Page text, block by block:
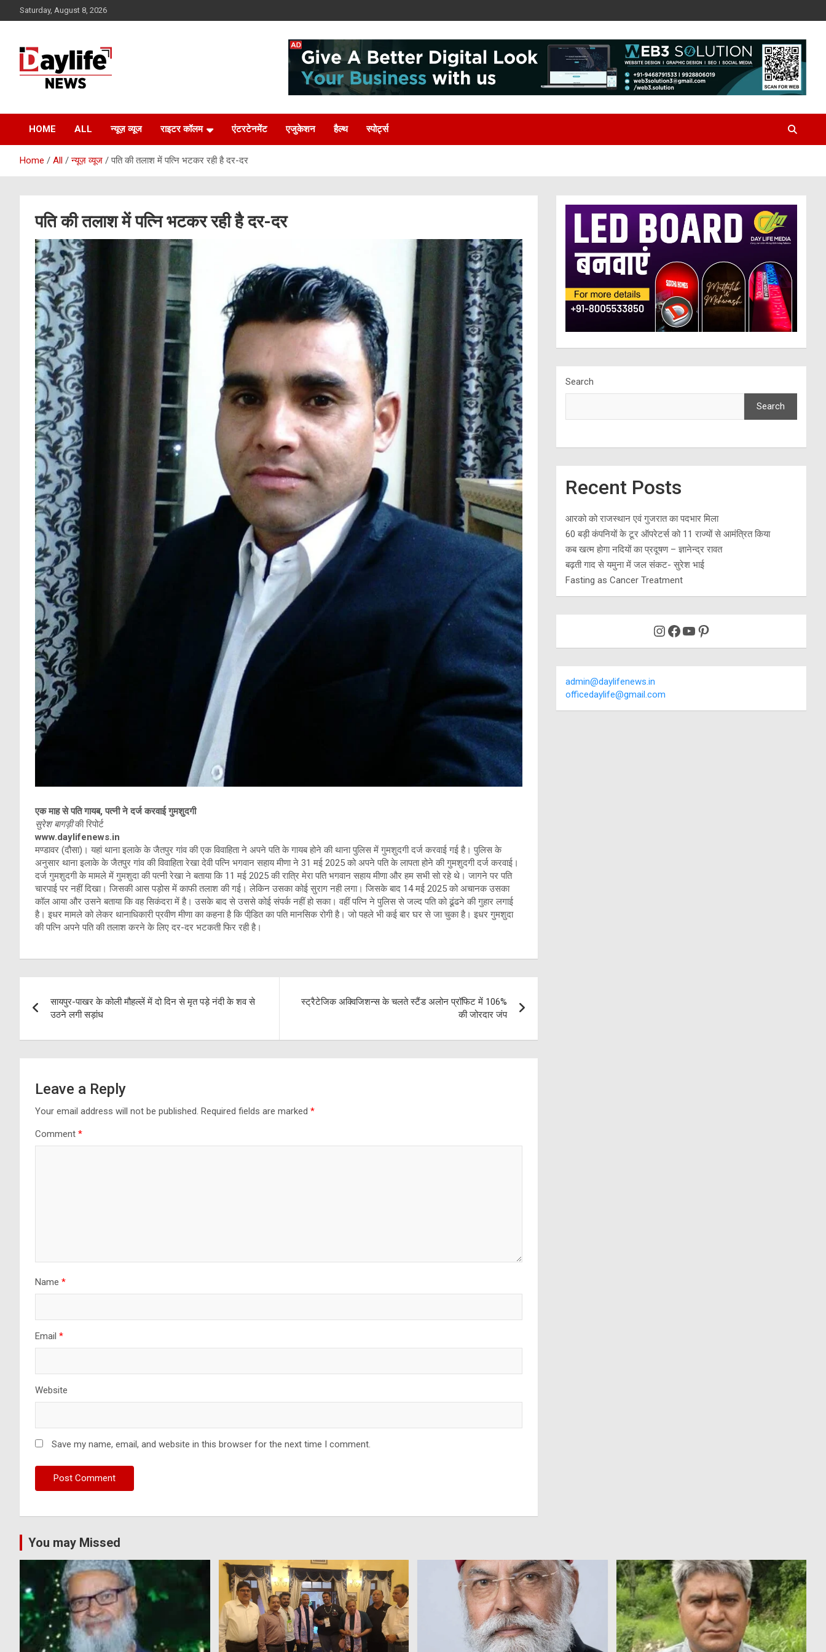
to
Saturday, August 8, 2026
HOME ALL न्यूज़ व्यूज राइटर कॉलम एंटरटेनमेंट एजुकेशन हैल्थ स्पोर्ट्स
Home All न्यूज़ व्यूज पति की तलाश में पत्नि भटकर रही है दर-दर
पति की तलाश में पत्नि भटकर रही है दर-दर
एक माह से पति गायब, पत्नी ने दर्ज करवाई गुमशुदगी
सुरेश बागड़ीकी रिपोर्ट
www.daylifenews.in
मण्डावर (दौसा)। यहां थाना इलाके के जैतपुर गांव की एक विवाहिता ने अपने पति के गायब होने की थाना पुलिस में गुमशुदगी दर्ज करवाई गई है। पुलिस के
अनुसार थाना इलाके के जैतपुर गांव की विवाहिता रेखा देवी पत्नि भगवान सहाय मीणा ने 31 मई 2025 को अपने पति के लापता होने की गुमशुदगी दर्ज करवाई।
दर्ज गुमशुदगी के मामले में गुमशुदा की पत्नी रेखा ने बताया कि 11 मई 2025 की रात्रि मेरा पति भगवान सहाय मीणा और हम सभी सो रहे थे। जागने पर पति
चारपाई पर नहीं दिखा। जिसकी आस पड़ोस में काफी तलाश की गई। लेकिन उसका कोई सुराग नही लगा। जिसके बाद 14 मई 2025 को अचानक उसका
कॉल आया और उसने बताया कि वह सिकंदरा में है। उसके बाद से उससे कोई संपर्क नहीं हो सका। वहीं पत्नि ने पुलिस से जल्द पति को ढूंढने की गुहार लगाई
है। इधर मामले को लेकर थानाधिकारी प्रवीण मीणा का कहना है कि पीडि़त का पति मानसिक रोगी है। जो पहले भी कई बार घर से जा चुका है। इधर गुमशुदा
की पत्नि अपने पति की तलाश करने के लिए दर-दर भटकती फिर रही है।
navigation
सायपुर-पाखर के कोली मौहल्लें में दो दिन से मृत पड़े नंदी के शव से
उठने लगी सड़ांध
स्ट्रैटेजिक अक्विजिशन्स के चलते स्टैंड अलोन प्रॉफिट में 106%
की जोरदार जंप
Leave a Reply
Your email address will not be published. Required fields are marked *
Comment *
Name *
Email *
Website
Save my name, email, and website in this browser for the next time I comment.
Search
Search
Recent Posts
आरको को राजस्थान एवं गुजरात का पदभार मिला
60 बड़ी कंपनियों के टूर ऑपरेटर्स को 11 राज्यों से आमंत्रित किया
कब खत्म होगा नदियों का प्रदूषण – ज्ञानेन्द्र रावत
बढ़ती गाद से यमुना में जल संकट- सुरेश भाई
Fasting as Cancer Treatment
Instagram
Facebook
YouTube
Pinterest
admin@daylifenews.in
officedaylife@gmail.com
You may Missed